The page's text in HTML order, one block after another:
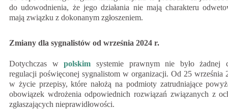
do udowodnienia, że jego działania nie mają charakteru
mają związku z dokonanym zgłoszeniem.
Zmiany dla sygnalistów od września 2024 r.
Dotychczas wpolskim systemie prawnym nie było żadnej
regulacji poświęconej sygnalistom w organizacji. Od 25 września
w życie przepisy, które nałożą na podmioty zatrudniające
obowiązek wdrożenia odpowiednich rozwiązań związanych z
zgłaszających nieprawidłowości.